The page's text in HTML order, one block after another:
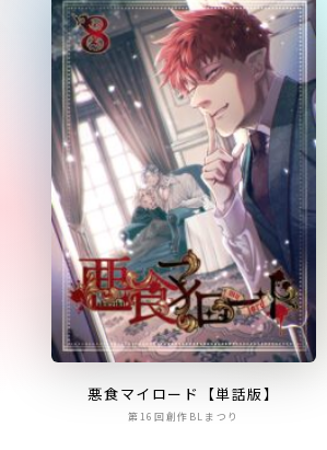
悪食マイロード【単話版】
第16回創作BLまつり